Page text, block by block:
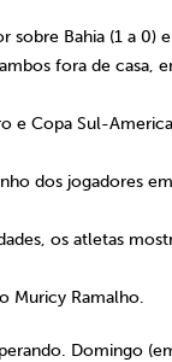
sobre Bahia (1 a 0)
fora de casa,
e Copa Sul-
dos jogadores
os atletas
Muricy Ramalho.
Domingo